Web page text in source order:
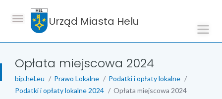
Urząd Miasta Helu
Opłata miejscowa 2024
bip.hel.eu Prawo Lokalne
Podatki i opłaty lokalne
Podatki i opłaty lokalne 2024
Opłata miejscowa 2024